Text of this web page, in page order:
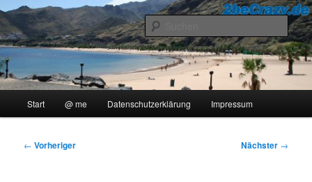
Zum
primären
Inhalt
springen2beCrazy
..::Ollis Blog::..
Start @ me Datenschutzerklärung Impressum
Beitragsnavigation
← Vorheriger Nächster →